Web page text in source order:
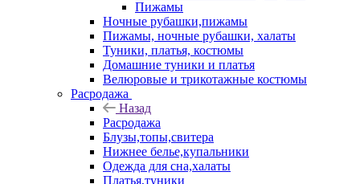
Пижамы
Ночные рубашки,пижамы
Пижамы, ночные рубашки, халаты
Туники, платья, костюмы
Домашние туники и платья
Велюровые и трикотажные костюмы
Расродажа
Назад
Расродажа
Блузы,топы,свитера
Нижнее белье,купальники
Одежда для сна,халаты
Платья,туники